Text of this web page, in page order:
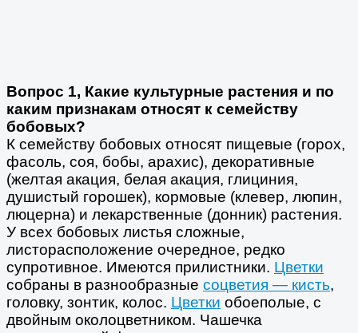
Вопрос 1, Какие культурные растения и по
каким признакам относят к семейству
бобовых?
К семейству бобовых относят пищевые (горох,
фасоль, соя, бобы, арахис), декоративные
(желтая акация, белая акация, глициния,
душистый горошек), кормовые (клевер, люпин,
люцерна) и лекарственные (донник) растения.
У всех бобовых листья сложные,
листорасположение очередное, редко
супротивное. Имеются прилистники. Цветки
собраны в разнообразные соцветия — кисть,
головку, зонтик, колос. Цветки обоеполые, с
двойным околоцветником. Чашечка